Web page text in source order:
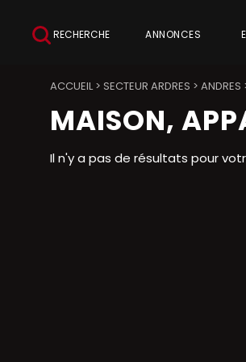
RECHERCHE ANNONCES
ACCUEIL> SECTEUR ARDRES > ANDRES
MAISON,
Il n'y a pas de résultats pour